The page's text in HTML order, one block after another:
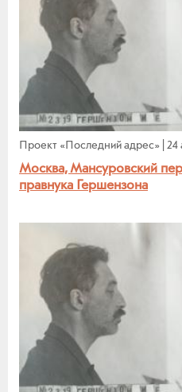
Проект «Последний адрес» 24
Москва, Мансуровский
правнука Гершензона